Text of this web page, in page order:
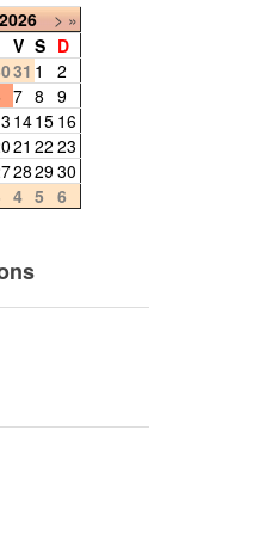
2026 >»
V S D
31 1
2
7 8 9
1415 16
21 22 23
282930
4 5 6